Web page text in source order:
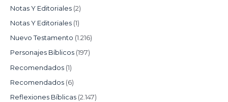
Notas Y Editoriales (2)
Notas Y Editoriales (1)
Nuevo Testamento (1.216)
Personajes Bíblicos (197)
Recomendados (1)
Recomendados (6)
Reflexiones Bíblicas (2.147)